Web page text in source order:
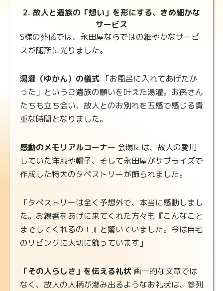
2. 故人と遺族の「想い」を形にする、きめ細かな
サービス
S様の葬儀では、永田屋ならではの細やかなサービ
スが随所に光りました。
湯灌（ゆかん）の儀式 「お風呂に入れてあげたか
った」というご遺族の願いを叶えた湯灌。お孫さん
たちも立ち会い、故人とのお別れを五感で感じる貴
重な時間となりました。
感動のメモリアルコーナー 会場には、故人の愛用
していた洋服や帽子、そして永田屋がサプライズで
作成した特大のタペストリーが飾られました。
「タペストリーは全く予想外で、本当に感動しまし
た。お線香をあげに来てくれた方々も『こんなこと
までしてくれるの！』と驚いていました。今は自宅
のリビングに大切に飾っています」
「その人らしさ」を伝える礼状 画一的な文章では
なく、故人の人柄が滲み出るようなお礼状は、参列